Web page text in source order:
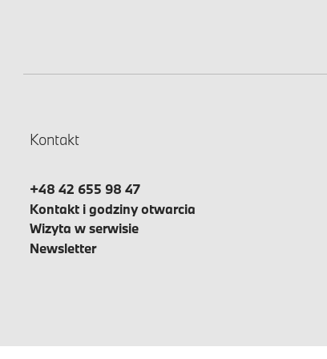
Kontakt
+48 42 655 98 47
Kontakt i godziny otwarcia
Wizyta w serwisie
Newsletter